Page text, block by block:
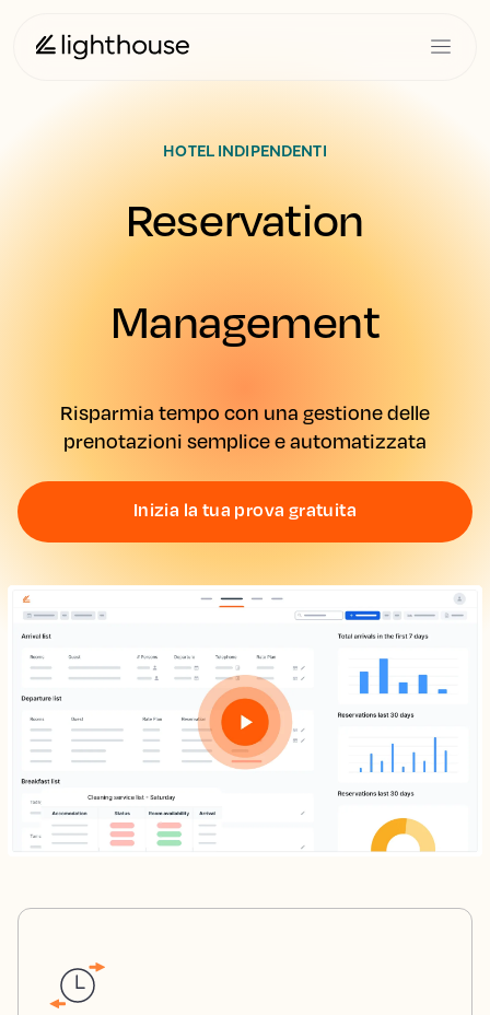
HOTEL INDIPENDENTI
Reservation
Management
Risparmia tempo con una gestione delle
prenotazioni semplice e automatizzata
Inizia la tua prova gratuita